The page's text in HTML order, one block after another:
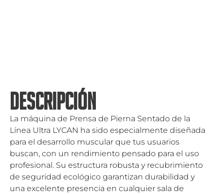
DESCRIPCIÓN
La máquina de Prensa de Pierna Sentado de la
Línea Ultra LYCAN ha sido especialmente diseñada
para el desarrollo muscular que tus usuarios
buscan, con un rendimiento pensado para el uso
profesional. Su estructura robusta y recubrimiento
de seguridad ecológico garantizan durabilidad y
una excelente presencia en cualquier sala de